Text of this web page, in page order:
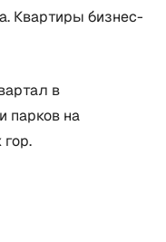
Квартиры бизнес-
в
парков на